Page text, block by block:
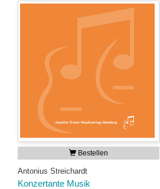
Bestellen
Antonius Streichardt
Konzertante Musik